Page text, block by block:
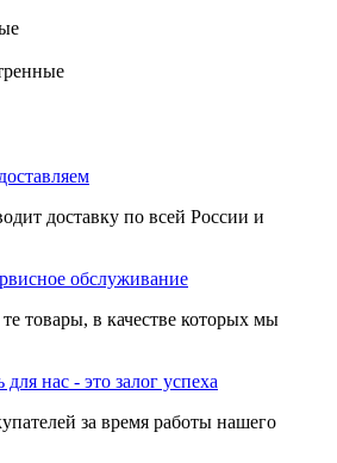
доставку по всей России и
обслуживание
товары, в качестве которых мы
нас - это залог успеха
за время работы нашего